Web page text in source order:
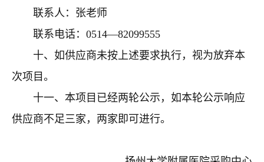
联系人：张老师
联系电话： 0514—82099555
十、如供应商未按上述要求执行，视为放弃本
次项目。
十一、本项目已经两轮公示，如本轮公示响应
供应商不足三家，两家即可进行。